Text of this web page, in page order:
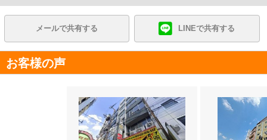
メールで共有する LINEで共有する
お客様の声